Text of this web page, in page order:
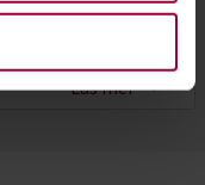
Miljö
Läs mer